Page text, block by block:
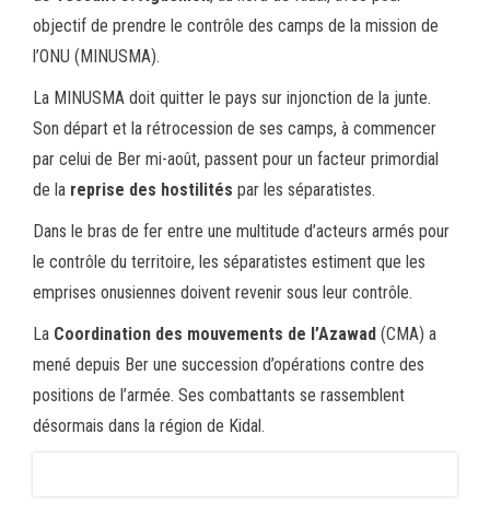
objectif de prendre le contrôle des camps de la mission de
l’ONU (MINUSMA).
La MINUSMA doit quitter le pays sur injonction de la junte.
Son départ et la rétrocession de ses camps, à commencer
par celui de Ber mi-août, passent pour un facteur primordial
de la reprise des hostilités par les séparatistes.
Dans le bras de fer entre une multitude d’acteurs armés pour
le contrôle du territoire, les séparatistes estiment que les
emprises onusiennes doivent revenir sous leur contrôle.
La Coordination des mouvements de l’Azawad (CMA) a
mené depuis Ber une succession d’opérations contre des
positions de l’armée. Ses combattants se rassemblent
désormais dans la région de Kidal.